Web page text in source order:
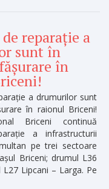
reparație a
sunt în
în
a drumurilor sunt
în raionul Briceni!
Briceni continuă
a infrastructurii
pe trei sectoare
Briceni; drumul L36
Lipcani – Larga. Pe